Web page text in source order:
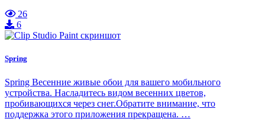
26
6
Spring
Spring Весенние живые обои для вашего мобильного
устройства. Насладитесь видом весенних цветов,
пробивающихся через снег.Обратите внимание, что
поддержка этого приложения прекращена. …